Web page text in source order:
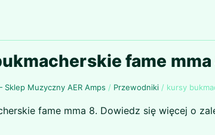
fame mma
Muzyczny AER Amps / Przewodniki / kursy
fame mma 8. Dowiedz się więcej o